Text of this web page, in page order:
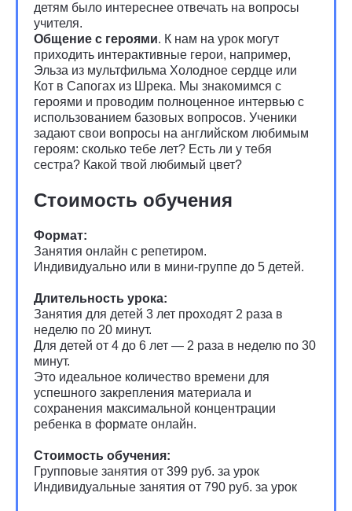
детям было интереснее отвечать на вопросы
учителя.
Общение с героями. К нам на урок могут
приходить интерактивные герои, например,
Эльза из мультфильма Холодное сердце или
Кот в Сапогах из Шрека. Мы знакомимся с
героями и проводим полноценное интервью с
использованием базовых вопросов. Ученики
задают свои вопросы на английском любимым
героям: сколько тебе лет? Есть ли у тебя
сестра? Какой твой любимый цвет?
Стоимость обучения
Формат:
Занятия онлайн с репетиром.
Индивидуально или в мини-группе до 5 детей.
Длительность урока:
Занятия для детей 3 лет проходят 2 раза в
неделю по 20 минут.
Для детей от 4 до 6 лет — 2 раза в неделю по 30
минут.
Это идеальное количество времени для
успешного закрепления материала и
сохранения максимальной концентрации
ребенка в формате онлайн.
Стоимость обучения:
Групповые занятия от 399 руб. за урок
Индивидуальные занятия от 790 руб. за урок